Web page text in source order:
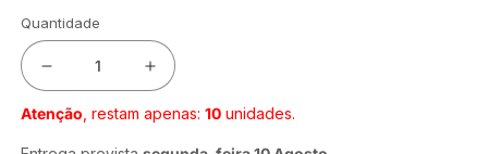
Quantidade
Diminuir
a
quantidade
Aumentar
a
quantidade
Atenção , restam apenas: 10 unidades.